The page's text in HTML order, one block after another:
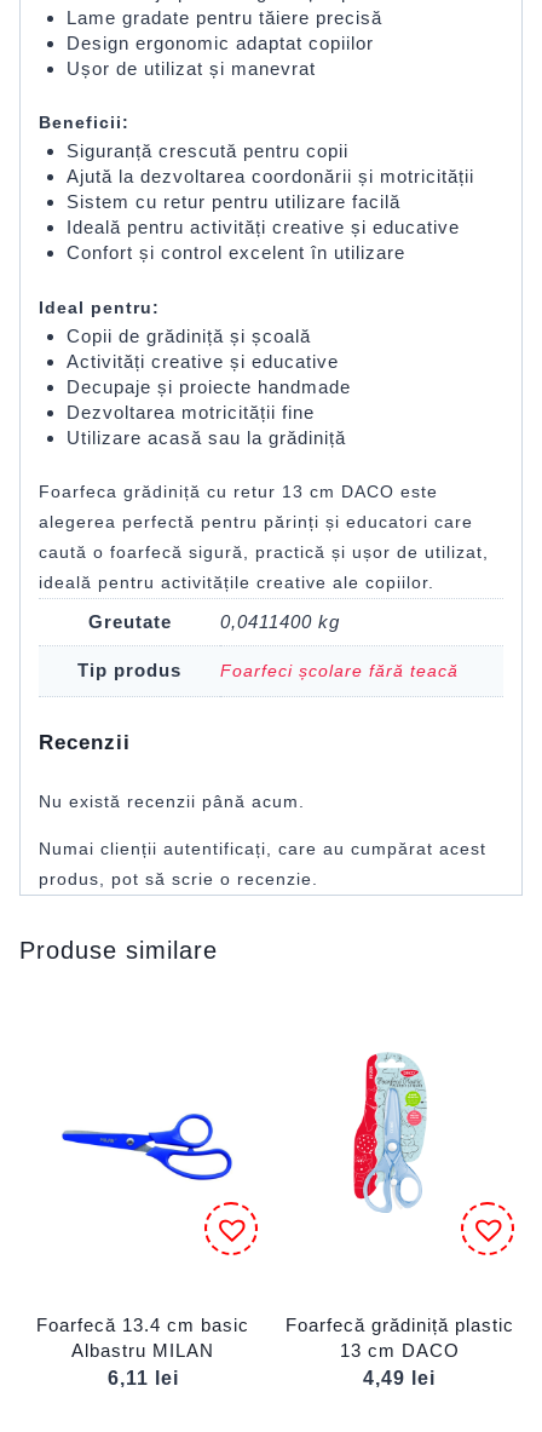
Lame gradate pentru tăiere precisă
Design ergonomic adaptat copiilor
Ușor de utilizat și manevrat
Beneficii:
Siguranță crescută pentru copii
Ajută la dezvoltarea coordonării și motricității
Sistem cu retur pentru utilizare facilă
Ideală pentru activități creative și educative
Confort și control excelent în utilizare
Ideal pentru:
Copii de grădiniță și școală
Activități creative și educative
Decupaje și proiecte handmade
Dezvoltarea motricității fine
Utilizare acasă sau la grădiniță
Foarfeca grădiniță cu retur 13 cm DACO este
alegerea perfectă pentru părinți și educatori care
caută o foarfecă sigură, practică și ușor de utilizat,
ideală pentru activitățile creative ale copiilor.
Greutate 0,0411400 kg
Tip produs Foarfeci școlare fără teacă
Recenzii
Nu există recenzii până acum.
Numai clienții autentificați, care au cumpărat acest
produs, pot să scrie o recenzie.
Produse similare
Foarfecă 13.4 cm basic
Albastru MILAN
6,11
lei
Foarfecă grădiniță plastic
13 cm DACO
4,49
lei